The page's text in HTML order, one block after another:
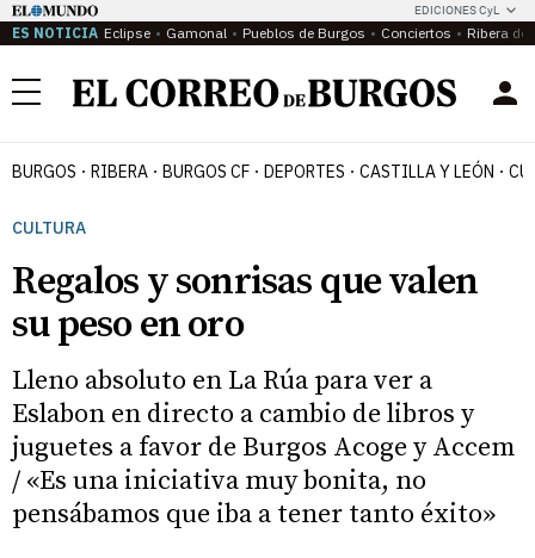
EDICIONES CyL
ES NOTICIA Eclipse Gamonal Pueblos de Burgos Conciertos Ribera del
Menú
BURGOS RIBERA BURGOS CF DEPORTES CASTILLA Y LEÓN
CULTURA
Regalos y sonrisas que valen
su peso en oro
Lleno absoluto en La Rúa para ver a
Eslabon en directo a cambio de libros y
juguetes a favor de Burgos Acoge y Accem
/ «Es una iniciativa muy bonita, no
pensábamos que iba a tener tanto éxito»